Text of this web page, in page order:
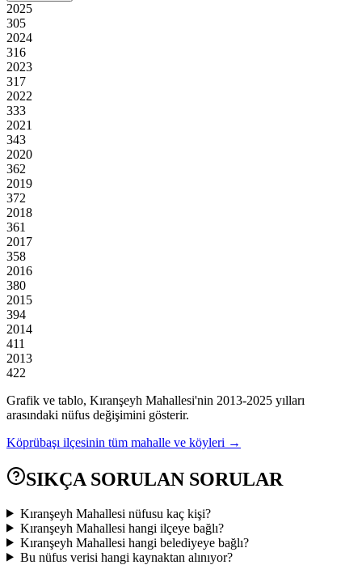
2025
305
2024
316
2023
317
2022
333
2021
343
2020
362
2019
372
2018
361
2017
358
2016
380
2015
394
2014
411
2013
422
Grafik ve tablo, Kıranşeyh Mahallesi'nin 2013-2025 yılları
arasındaki nüfus değişimini gösterir.
Köprübaşı ilçesinin tüm mahalle ve köyleri →
SIKÇA SORULAN SORULAR
Kıranşeyh Mahallesi nüfusu kaç kişi?
Kıranşeyh Mahallesi hangi ilçeye bağlı?
Kıranşeyh Mahallesi hangi belediyeye bağlı?
Bu nüfus verisi hangi kaynaktan alınıyor?